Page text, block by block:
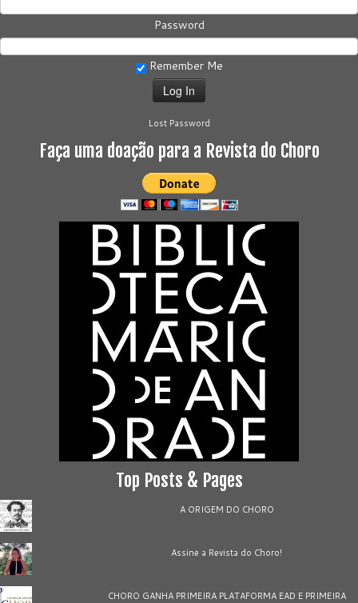
Password
Remember Me
Lost Password
Faça uma doação para a Revista do Choro
Top Posts & Pages
A ORIGEM DO CHORO
Assine a Revista do Choro!
CHORO GANHA PRIMEIRA PLATAFORMA EAD E PRIMEIRA